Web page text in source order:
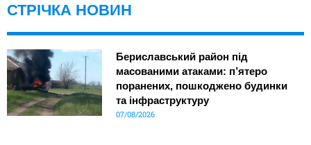
СТРІЧКА НОВИН
Бериславський район під
масованими атаками: п’ятеро
поранених, пошкоджено будинки
та інфраструктуру
07/08/2026